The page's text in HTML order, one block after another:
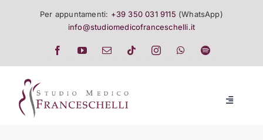
Per appuntamenti: +39 350 031 9115 (WhatsApp)
info@studiomedicofranceschelli.it
Toggle